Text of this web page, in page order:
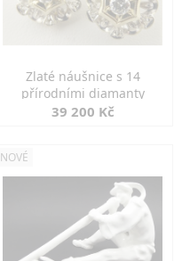
Zlaté náušnice s 14
přírodními diamanty
39 200 Kč
NOVÉ